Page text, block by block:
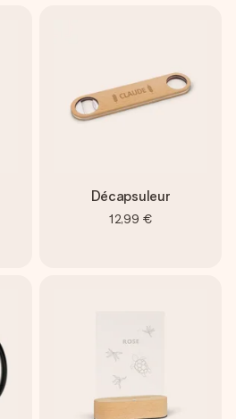
Décapsuleur
12,99 €